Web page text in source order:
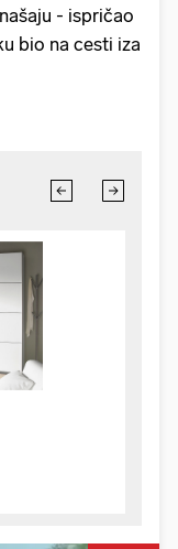
- ispričao
bio na cesti iza